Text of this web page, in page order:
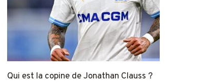
Qui est la copine de Jonathan Clauss ?